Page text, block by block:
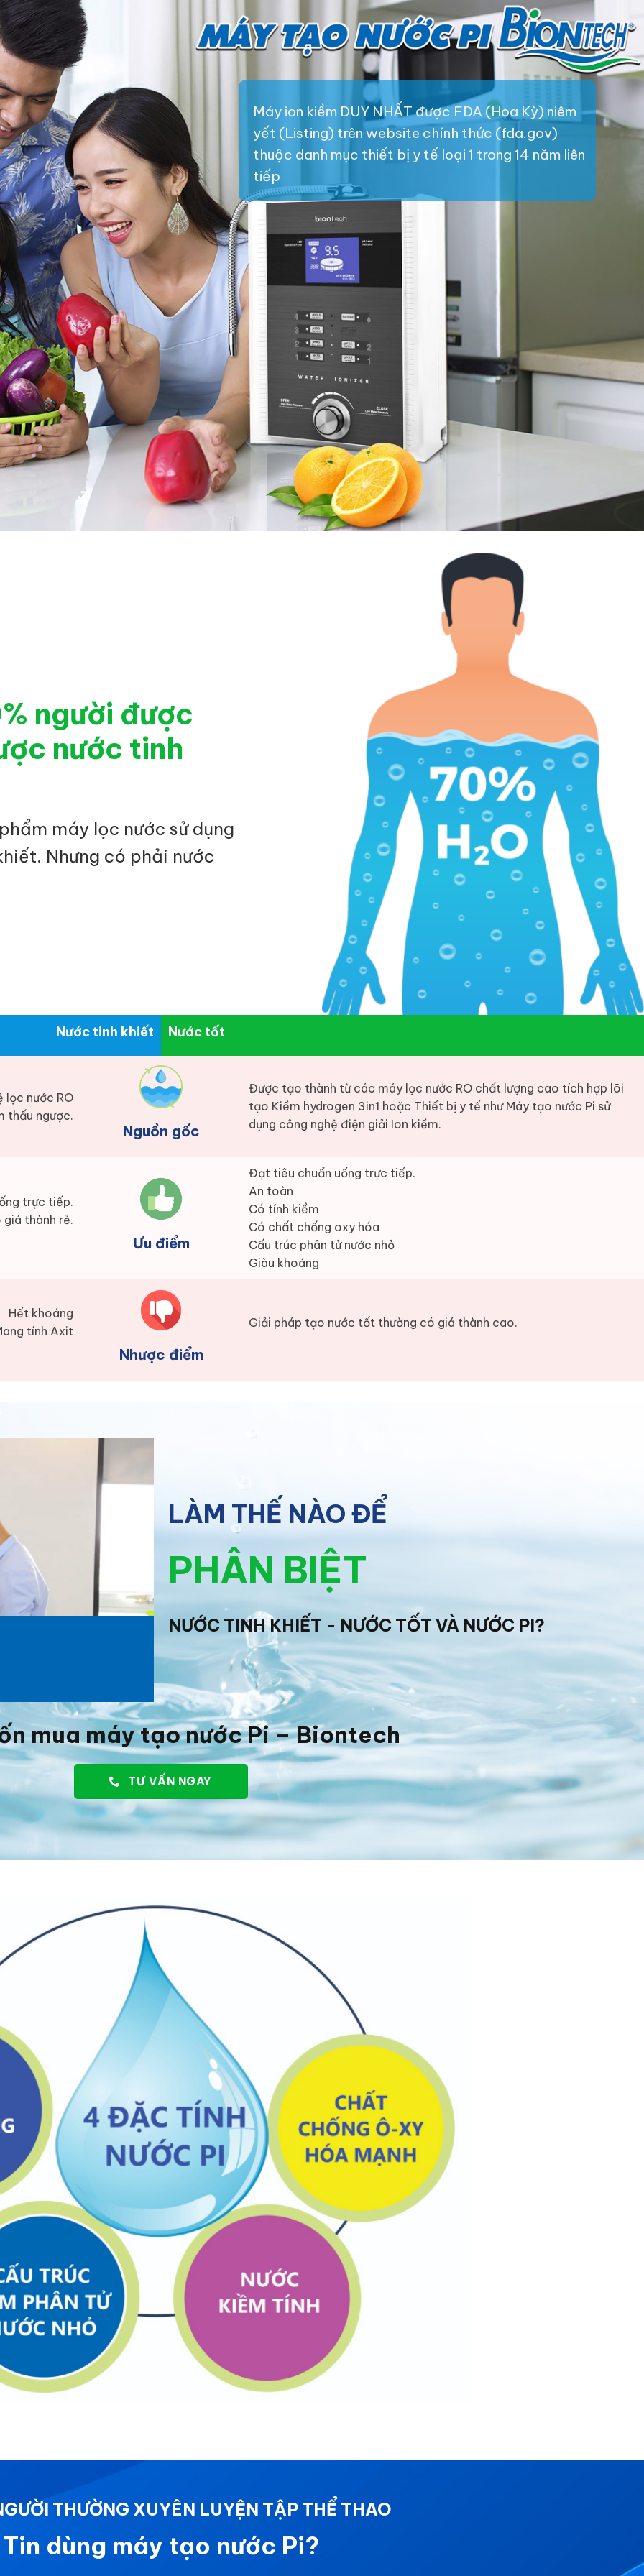
Máy ion kiềm DUY NHẤT được FDA (Hoa Kỳ) niêm
yết (Listing) trên website chính thức (fda.gov)
thuộc danh mục thiết bị y tế loại 1 trong 14 năm liên
tiếp
người được
nước tinh
máy lọc nước sử dụng
Nhưng có phải nước
Nước tinh khiết Nước tốt
lọc nước RO
thấu ngược.
Nguồn gốc
Được tạo thành từ các máy lọc nước RO chất lượng cao tích hợp lõi
tạo Kiềm hydrogen 3in1 hoặc Thiết bị y tế như Máy tạo nước Pi sử
dụng công nghệ điện giải Ion kiềm.
trực tiếp.
thành rẻ.
Ưu điểm
Đạt tiêu chuẩn uống trực tiếp.
An toàn
Có tính kiềm
Có chất chống oxy hóa
Cấu trúc phân tử nước nhỏ
Giàu khoáng
Hết khoáng
tính Axit
Nhược điểm
Giải pháp tạo nước tốt thường có giá thành cao.
LÀM THẾ NÀO ĐỂ
PHÂN BIỆT
NƯỚC TINH KHIẾT - NƯỚC TỐT VÀ NƯỚC PI?
mua máy tạo nước Pi – Biontech
TƯ VẤN NGAY
THƯỜNG XUYÊN LUYỆN TẬP THỂ THAO
Tin dùng máy tạo nước Pi?